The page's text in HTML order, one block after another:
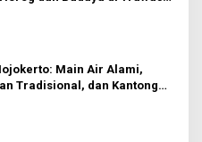
Main Air Alami,
Tradisional, dan Kantong